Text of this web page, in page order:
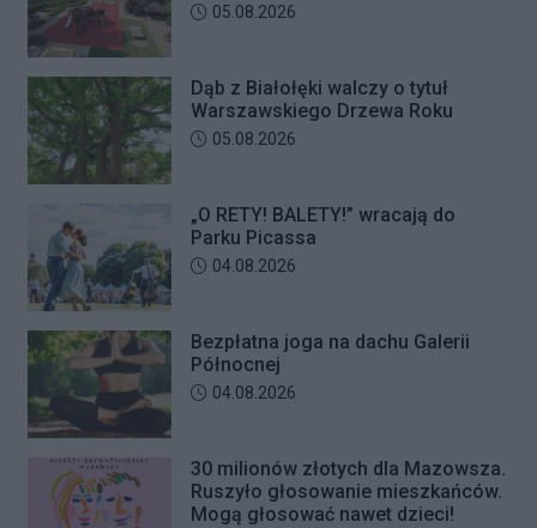
Data dodania artykułu:
05.08.2026
Dąb z Białołęki walczy o tytuł
Warszawskiego Drzewa Roku
Data dodania artykułu:
05.08.2026
„O RETY! BALETY!” wracają do
Parku Picassa
Data dodania artykułu:
04.08.2026
Bezpłatna joga na dachu Galerii
Północnej
Data dodania artykułu:
04.08.2026
30 milionów złotych dla Mazowsza.
Ruszyło głosowanie mieszkańców.
Mogą głosować nawet dzieci!